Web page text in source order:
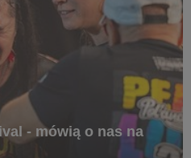
- mówią o nas na